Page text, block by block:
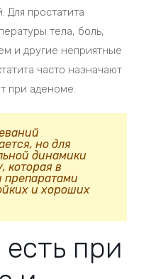
простатита
тела, боль,
и другие неприятные
часто назначают
при аденоме.
но для
динамики
которая в
препаратами
и хороших
при